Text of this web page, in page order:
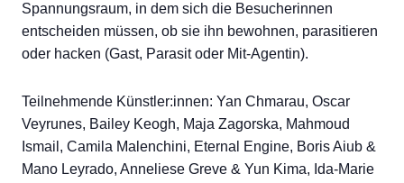
Spannungsraum, in dem sich die Besucherinnen
entscheiden müssen, ob sie ihn bewohnen, parasitieren
oder hacken (Gast, Parasit oder Mit-Agentin).
Teilnehmende Künstler:innen: Yan Chmarau, Oscar
Veyrunes, Bailey Keogh, Maja Zagorska, Mahmoud
Ismail, Camila Malenchini, Eternal Engine, Boris Aiub &
Mano Leyrado, Anneliese Greve & Yun Kima, Ida-Marie